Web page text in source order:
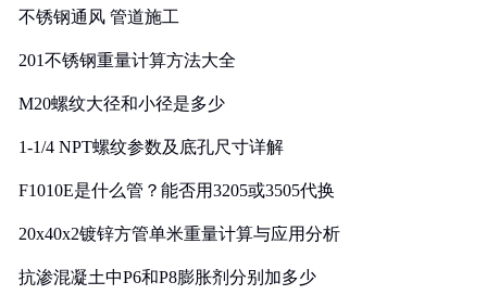
不锈钢通风 管道施工
201不锈钢重量计算方法大全
M20螺纹大径和小径是多少
1-1/4 NPT螺纹参数及底孔尺寸详解
F1010E是什么管？能否用3205或3505代换
20x40x2镀锌方管单米重量计算与应用分析
抗渗混凝土中P6和P8膨胀剂分别加多少